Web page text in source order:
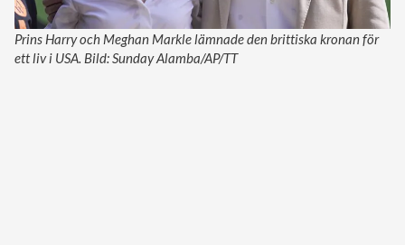
Prins Harry och Meghan Markle lämnade den brittiska kronan för
ett liv i USA. Bild: Sunday Alamba/AP/TT